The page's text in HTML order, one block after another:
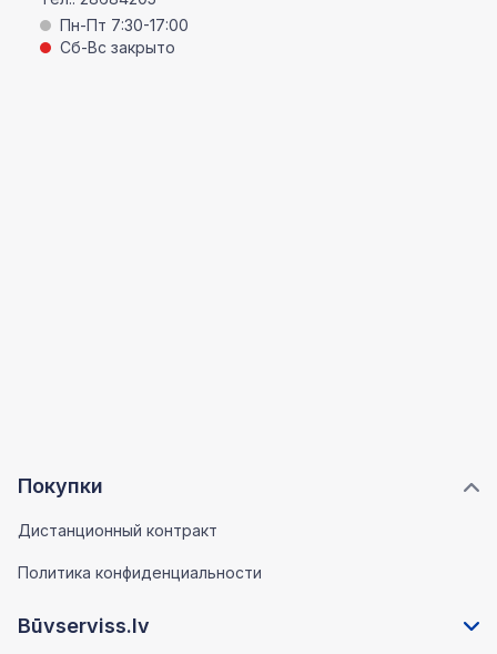
Покупки
Дистанционный контракт
Политика конфиденциальности
Būvserviss.lv
Пн-Пт 7:30-17:00
Сб-Вс закрыто